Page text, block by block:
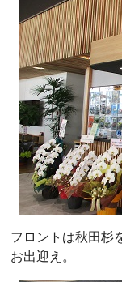
フロントは秋田杉
お出迎え。